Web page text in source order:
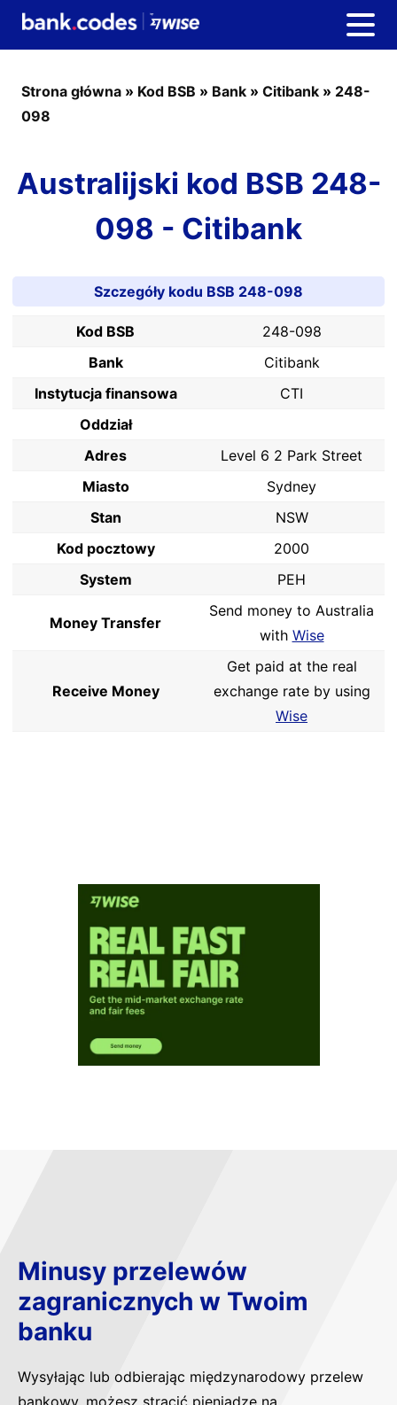
Strona główna » Kod BSB » Bank » Citibank » 248-
098
Australijski kod BSB 248-
098 - Citibank
Szczegóły kodu BSB 248-098
Kod BSB
248-098
Bank
Citibank
Instytucja finansowa
CTI
Oddział
Adres
Level 6 2 Park Street
Miasto
Sydney
Stan
NSW
Kod pocztowy
2000
System
PEH
Money Transfer
Send money to Australia
with Wise
Receive Money
Get paid at the real
exchange rate by using
Wise
Minusy przelewów
zagranicznych w Twoim
banku
Wysyłając lub odbierając międzynarodowy przelew
bankowy, możesz stracić pieniądze na